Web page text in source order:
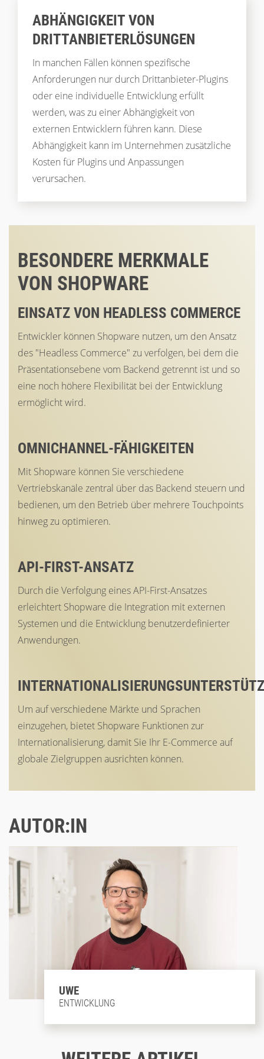
ABHÄNGIGKEIT VON
DRITTANBIETER­­LÖSUNGEN
In manchen Fällen können spezifische
Anforderungen nur durch Drittanbieter-Plugins
oder eine individuelle Entwicklung erfüllt
werden, was zu einer Abhängigkeit von
externen Entwicklern führen kann. Diese
Abhängigkeit kann im Unternehmen zusätzliche
Kosten für Plugins und Anpassungen
verursachen.
BESONDERE MERKMALE
VON SHOPWARE
EINSATZ VON HEADLESS COMMERCE
Entwickler können Shopware nutzen, um den Ansatz
des "Headless Commerce" zu verfolgen, bei dem die
Präsentationsebene vom Backend getrennt ist und so
eine noch höhere Flexibilität bei der Entwicklung
ermöglicht wird.
OMNICHANNEL-FÄHIGKEITEN
Mit Shopware können Sie verschiedene
Vertriebskanäle zentral über das Backend steuern und
bedienen, um den Betrieb über mehrere Touchpoints
hinweg zu optimieren.
API-FIRST-ANSATZ
Durch die Verfolgung eines API-First-Ansatzes
erleichtert Shopware die Integration mit externen
Systemen und die Entwicklung benutzerdefinierter
Anwendungen.
Um auf verschiedene Märkte und Sprachen
einzugehen, bietet Shopware Funktionen zur
Internationalisierung, damit Sie Ihr E-Commerce auf
globale Zielgruppen ausrichten können.
AUTOR:IN
UWE
ENTWICKLUNG